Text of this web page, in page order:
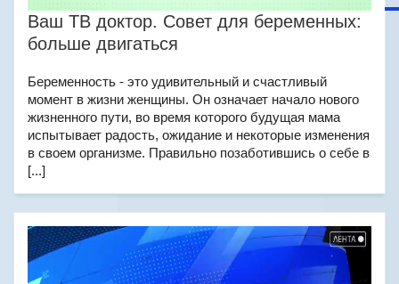
Ваш ТВ доктор. Совет для беременных:
больше двигаться
Беременность - это удивительный и счастливый
момент в жизни женщины. Он означает начало нового
жизненного пути, во время которого будущая мама
испытывает радость, ожидание и некоторые изменения
в своем организме. Правильно позаботившись о себе в
[...]